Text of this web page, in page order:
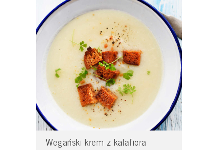
Wegański krem z kalafiora